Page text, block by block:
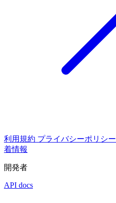
利用規約 プライバシーポリシー
着情報
開発者
API docs